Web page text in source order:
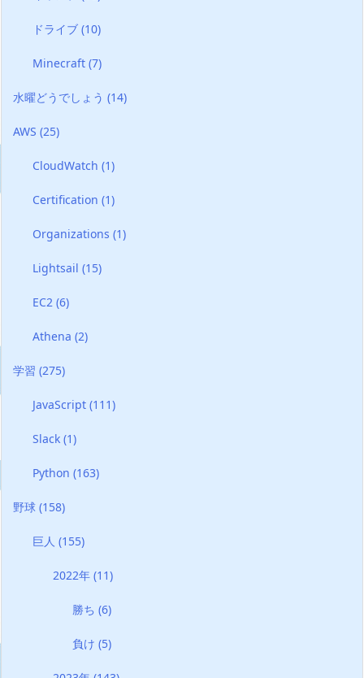
ドライブ(10)
Minecraft(7)
水曜どうでしょう (14)
AWS (25)
CloudWatch(1)
Certification(1)
Organizations(1)
Lightsail(15)
EC2(6)
Athena(2)
学習 (275)
JavaScript(111)
Slack(1)
Python(163)
野球 (158)
巨人(155)
2022年 (11)
勝ち(6)
負け(5)